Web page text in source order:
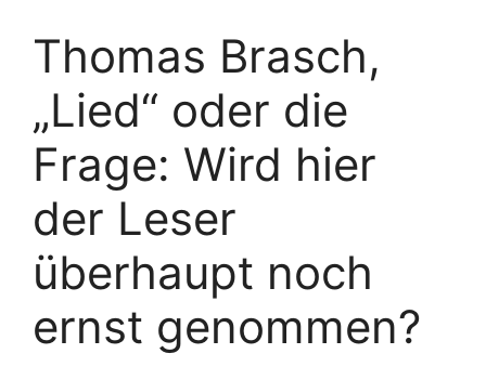
Thomas Brasch,
„Lied“ oder die
Frage: Wird hier
der Leser
überhaupt noch
ernst genommen?